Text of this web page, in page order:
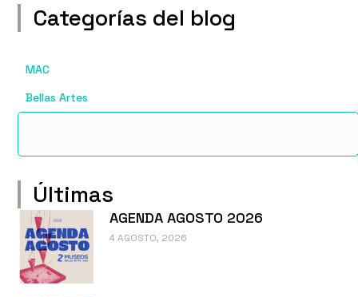
Categorías del blog
MAC
Bellas Artes
Últimas
AGENDA AGOSTO 2026
4 AGOSTO, 2026